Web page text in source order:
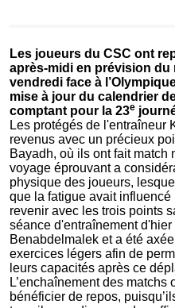
Les joueurs du CSC ont
après-midi en prévision du
vendredi face à
mise à jour du calendrier
comptant pour la 23e
Les protégés de l'entraîneur
revenus avec un précieux
Bayadh, où ils ont fait match
voyage éprouvant a
physique des joueurs,
que la fatigue avait
revenir avec les trois points
séance d'entraînement d'hier
Benabdelmalek et a été
exercices légers afin de
leurs capacités après ce
L’enchaînement des
bénéficier de repos,